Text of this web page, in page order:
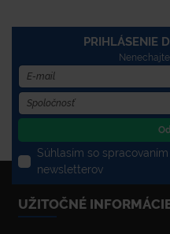
PRIHLÁSENIE
Súhlasím so
newsletterov
UŽITOČNÉ